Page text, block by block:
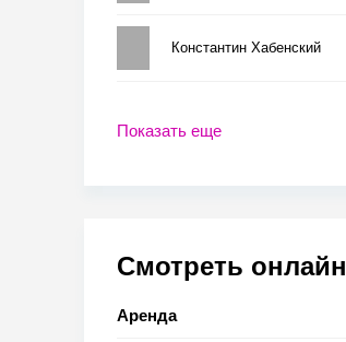
Константин Хабенский
Показать еще
Смотреть онлайн
Аренда